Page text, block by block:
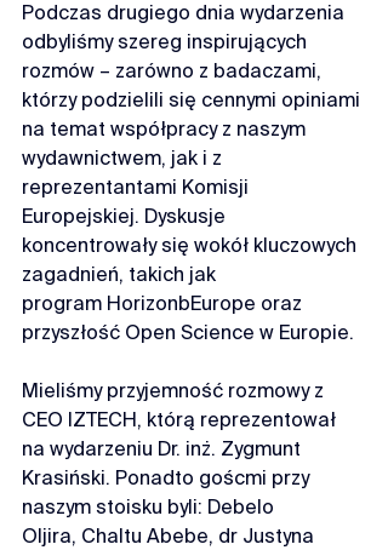
Podczas drugiego dnia wydarzenia
odbyliśmy szereg inspirujących
rozmów – zarówno z badaczami,
którzy podzielili się cennymi opiniami
na temat współpracy z naszym
wydawnictwem, jak i z
reprezentantami Komisji
Europejskiej. Dyskusje
koncentrowały się wokół kluczowych
zagadnień, takich jak
program HorizonbEurope oraz
przyszłość Open Science w Europie.
Mieliśmy przyjemność rozmowy z
CEO
IZTECH , którą reprezentował
na wydarzeniu Dr. inż. Zygmunt
Krasiński. Ponadto goścmi przy
naszym stoisku byli: Debelo
Oljira, Chaltu Abebe, dr Justyna